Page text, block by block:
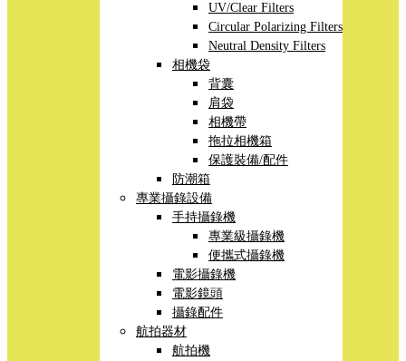
UV/Clear Filters
Circular Polarizing Filters
Neutral Density Filters
相機袋
背囊
肩袋
相機帶
拖拉相機箱
保護裝備/配件
防潮箱
專業攝錄設備
手持攝錄機
專業級攝錄機
便攜式攝錄機
電影攝錄機
電影鏡頭
攝錄配件
航拍器材
航拍機